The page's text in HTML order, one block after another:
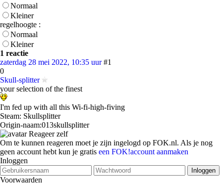
Normaal
Kleiner
regelhoogte :
Normaal
Kleiner
1 reactie
zaterdag 28 mei 2022, 10:35 uur #1
0
Skull-splitter
your selection of the finest
I'm fed up with all this Wi-fi-high-fiving
Steam: Skullsplitter
Origin-naam:013skullsplitter
Reageer zelf
Om te kunnen reageren moet je zijn ingelogd op FOK.nl. Als je nog
geen account hebt kun je gratis een FOK!account aanmaken
Inloggen
Voorwaarden